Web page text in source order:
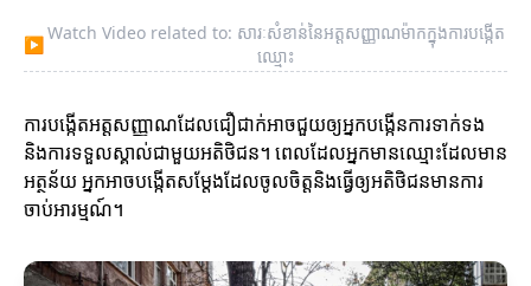
▶
Watch Video related to: សារៈសំខាន់នៃអត្តសញ្ញាណម៉ាកក្នុងការបង្កើត
ឈ្មោះ
ការបង្កើតអត្តសញ្ញាណដែលជឿជាក់អាចជួយឲ្យអ្នកបង្កើនការទាក់ទង
និងការទទួលស្គាល់ជាមួយអតិថិជន។ ពេលដែលអ្នកមានឈ្មោះដែលមាន
អត្ថន័យ អ្នកអាចបង្កើតសម្តែងដែលចូលចិត្តនិងធ្វើឲ្យអតិថិជនមានការ
ចាប់អារម្មណ៍។